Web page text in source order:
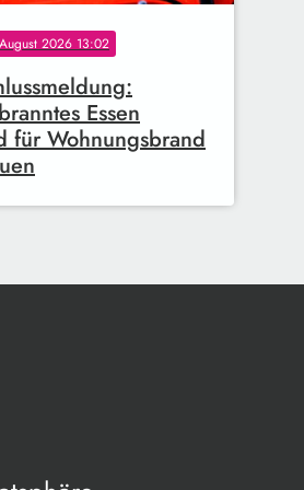
2026 13:02
Essen
für Wohnungsbrand